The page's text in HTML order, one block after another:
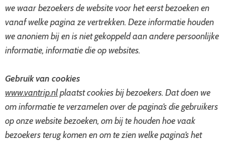
we waar bezoekers de website voor het eerst bezoeken en
vanaf welke pagina ze vertrekken. Deze informatie houden
we anoniem bij en is niet gekoppeld aan andere persoonlijke
informatie, informatie die op websites.
Gebruik van cookies
www.vantrip.nlplaatst cookies bij bezoekers. Dat doen we
om informatie te verzamelen over de pagina’s die gebruikers
op onze website bezoeken, om bij te houden hoe vaak
bezoekers terug komen en om te zien welke pagina’s het